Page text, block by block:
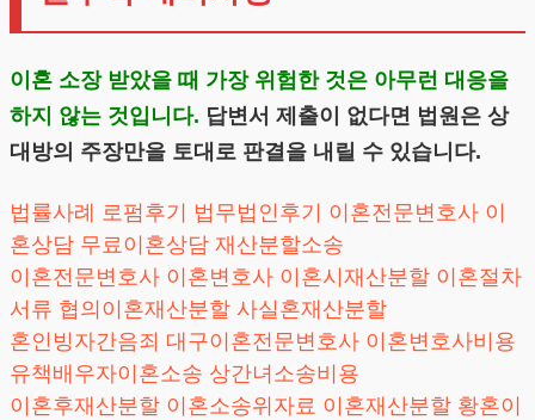
이혼 소장 받았을 때 가장 위험한 것은 아무런 대응을
하지 않는 것입니다. 답변서 제출이 없다면 법원은 상
대방의 주장만을 토대로 판결을 내릴 수 있습니다.
법률사례 로펌후기 법무법인후기 이혼전문변호사 이
혼상담 무료이혼상담 재산분할소송
이혼전문변호사 이혼변호사 이혼시재산분할 이혼절차
서류 협의이혼재산분할 사실혼재산분할
혼인빙자간음죄 대구이혼전문변호사 이혼변호사비용
유책배우자이혼소송 상간녀소송비용
이혼후재산분할 이혼소송위자료 이혼재산분할 황혼이